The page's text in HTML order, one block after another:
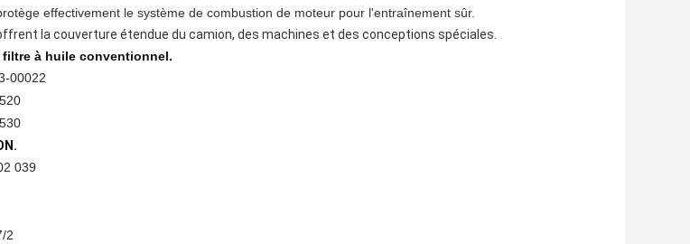
effectivement le système de combustion de moteur pour l'entraînement sûr.
la couverture étendue du camion, des machines et des conceptions spéciales.
filtre à huile conventionnel.
00022
039
2